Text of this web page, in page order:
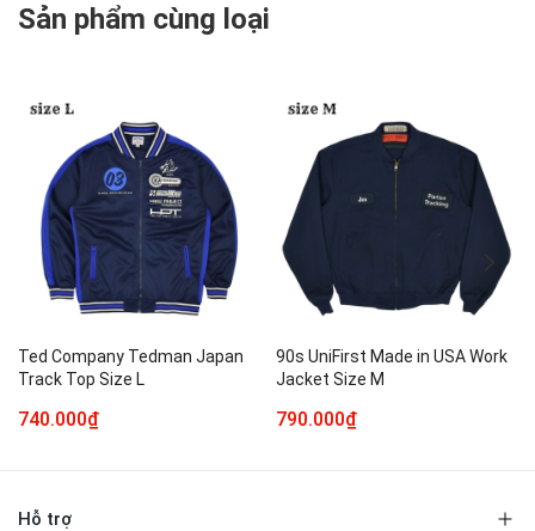
Sản phẩm cùng loại
Ted Company Tedman Japan
Track Top Size L
740.000₫
90s UniFirst Made in USA Work
Jacket Size M
790.000₫
Hỗ trợ